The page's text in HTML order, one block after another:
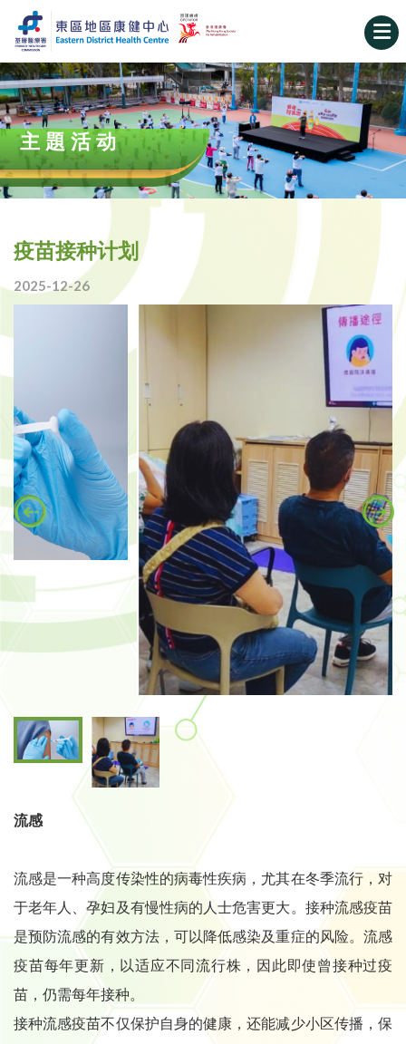
主題活动
疫苗接种计划
2025-12-26
流感
流感是一种高度传染性的病毒性疾病，尤其在冬季流行，对
于老年人、孕妇及有慢性病的人士危害更大。接种流感疫苗
是预防流感的有效方法，可以降低感染及重症的风险。流感
疫苗每年更新，以适应不同流行株，因此即使曾接种过疫
苗，仍需每年接种。
接种流感疫苗不仅保护自身的健康，还能减少小区传播，保